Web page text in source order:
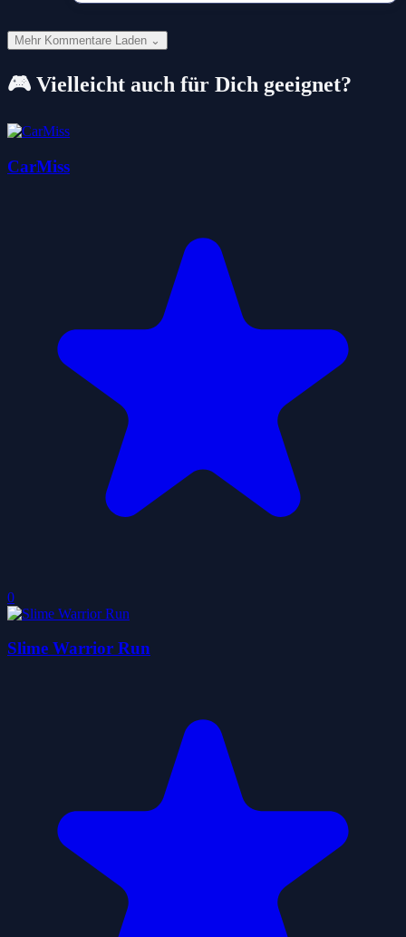
Mehr Kommentare Laden ⌄
🎮 Vielleicht auch für Dich geeignet?
CarMiss
0
Slime Warrior Run